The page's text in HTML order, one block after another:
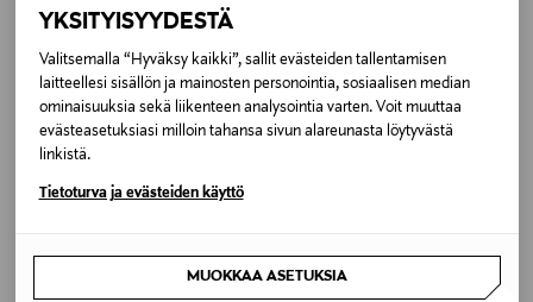
YKSITYISYYDESTÄ
Valitsemalla “Hyväksy kaikki”, sallit evästeiden tallentamisen
laitteellesi sisällön ja mainosten personointia, sosiaalisen median
ominaisuuksia sekä liikenteen analysointia varten. Voit muuttaa
evästeasetuksiasi milloin tahansa sivun alareunasta löytyvästä
linkistä.
Tietoturva ja evästeiden käyttö
MUOKKAA ASETUKSIA
LAVENDER
Koko
One size
Discounted Price
Original Price
115,00 €
Bear-lippalakki
Original Price